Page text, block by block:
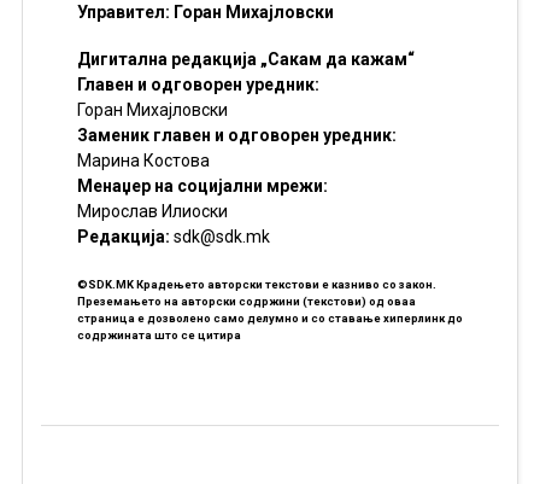
Управител: Горан Михајловски
Дигитална редакција „Сакам да кажам“
Главен и одговорен уредник:
Горан Михајловски
Заменик главен и одговорен уредник:
Марина Костова
Менаџер на социјални мрежи:
Мирослав Илиоски
Редакцијa: sdk@sdk.mk
©SDK.MK Крадењето авторски текстови е казниво со закон.
Преземањето на авторски содржини (текстови) од оваа
страница е дозволено само делумно и со ставање хиперлинк до
содржината што се цитира